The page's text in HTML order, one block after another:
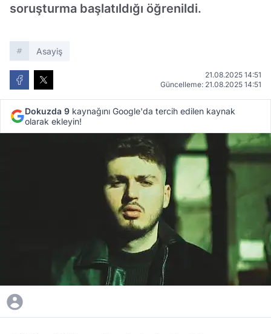
soruşturma başlatıldığı öğrenildi.
Asayiş
21.08.2025 14:51
Güncelleme: 21.08.2025 14:51
Dokuzda 9 kaynağını Google'da tercih edilen kaynak
olarak ekleyin!